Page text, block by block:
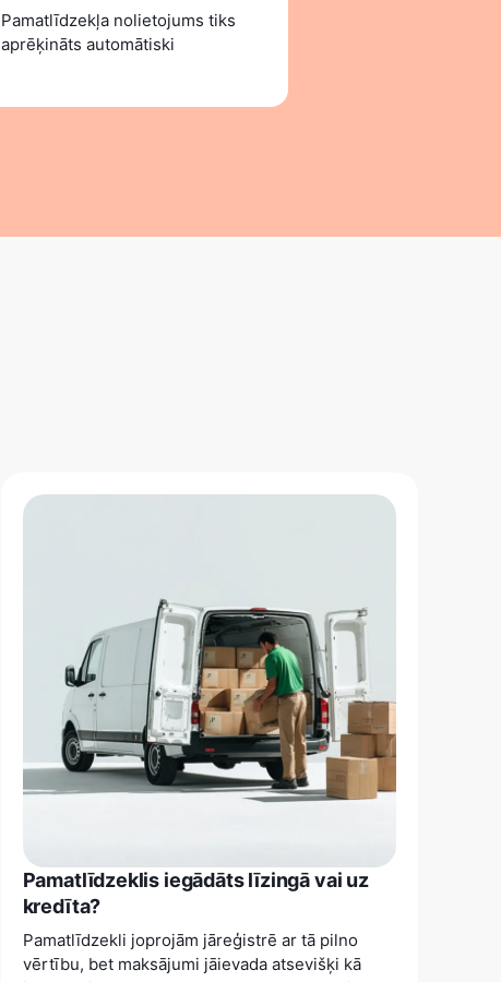
Pamatlīdzekļa nolietojums tiks
aprēķināts automātiski
Pamatlīdzeklis iegādāts līzingā vai uz
kredīta?
Pamatlīdzekli joprojām jāreģistrē ar tā pilno
vērtību, bet maksājumi jāievada atsevišķi kā